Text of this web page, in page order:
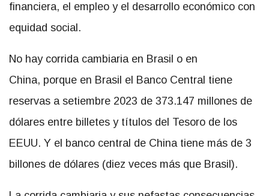
financiera, el empleo y el desarrollo económico con
equidad social.
No hay corrida cambiaria en Brasil o en
China, porque en Brasil el Banco Central tiene
reservas a setiembre 2023 de 373.147 millones de
dólares entre billetes y títulos del Tesoro de los
EEUU. Y el banco central de China tiene más de 3
billones de dólares (diez veces más que Brasil).